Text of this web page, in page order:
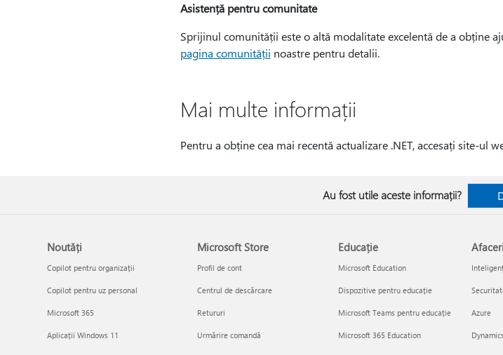
Asistență pentru comunitate
Sprijinul comunității este o altă modalitate excelentă de a obține
pagina comunității noastre pentru detalii.
Mai multe informații
Pentru a obține cea mai recentă actualizare .NET, accesați site-ul
Au fost utile aceste informații?
Noutăți
Copilot pentru organizații
Copilot pentru uz personal
Microsoft 365
Aplicații Windows 11
Microsoft Store
Profil de cont
Centrul de descărcare
Retururi
Urmărire comandă
Educație
Microsoft Education
Dispozitive pentru educație
Microsoft Teams pentru educație
Microsoft 365 Education
Afaceri
Azure